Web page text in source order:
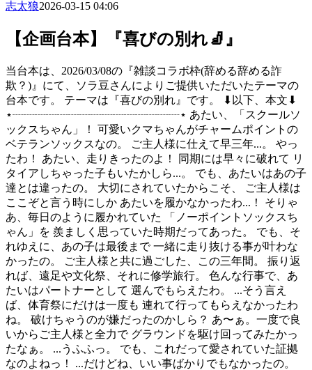
志太狼2026-03-15 04:06
【企画台本】『喜びの別れ🧦』
当台本は、2026/03/08の『雑談コラボ枠(辞める辞める詐
欺？)』にて、ソラ豆さんによりご提供いただいたテーマの
台本です。 テーマは『喜びの別れ』です。 ⬇以下、本文⬇
⋆┈┈┈┈┈┈┈┈┈┈┈┈┈┈┈⋆ あたい、「スクールソ
ックスちゃん」！ 可愛いクマちゃんがチャームポイントの
ベテランソックスなの。 ご主人様に仕えて早三年...。 やっ
たわ！ あたい、走りきったのよ！ 同期には早々に破れて リ
タイアしちゃった子もいたかしら...。 でも、あたいはあの子
達とは違ったの。 大切にされていたからこそ、 ご主人様は
ここぞと言う時にしか あたいを履かなかったわ...！ そりゃ
あ、毎日のように履かれていた 「ノーポイントソックスち
ゃん」を 羨ましく思っていた時期だってあった。 でも、そ
れゆえに、あの子は最後まで 一緒に走り抜ける事が叶わな
かったの。 ご主人様と共に過ごした、この三年間。 振り返
れば、遠足や文化祭、それに修学旅行。 色んな行事で、あ
たいはパートナーとして 選んでもらえたわ。 ...そう言え
ば、体育祭にだけは一度も 連れて行ってもらえなかったわ
ね。 破けちゃうのが嫌だったのかしら？ あ〜ぁ。一度で良
いからご主人様と全力で グラウンドを駆け回ってみたかっ
たなぁ。 ...うふふっ。 でも、これだって愛されていた証拠
なのよねっ！ ...だけどね、いい事ばかりでもなかったの。